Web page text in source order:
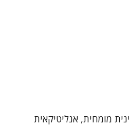
מומחית, אנליטיקאית